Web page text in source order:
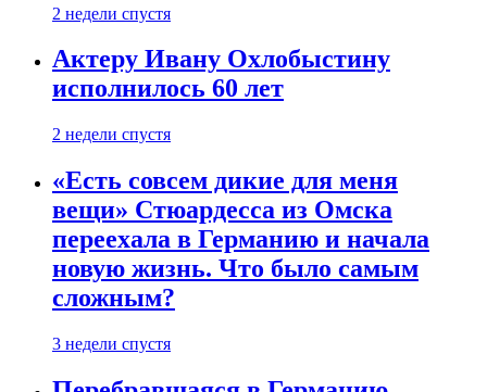
2 недели спустя
Актеру Ивану Охлобыстину
исполнилось 60 лет
2 недели спустя
«Есть совсем дикие для меня
вещи» Стюардесса из Омска
переехала в Германию и начала
новую жизнь. Что было самым
сложным?
3 недели спустя